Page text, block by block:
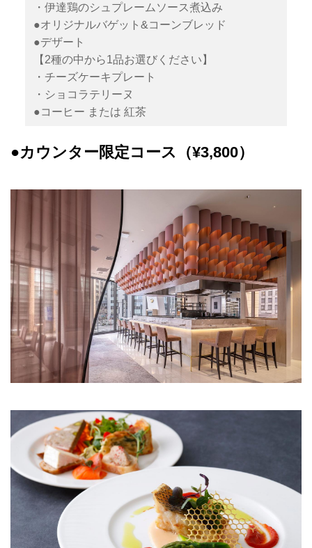
・伊達鶏のシュプレームソース煮込み
●オリジナルバゲット&コーンブレッド
●デザート
【2種の中から1品お選びください】
・チーズケーキプレート
・ショコラテリーヌ
●コーヒー または 紅茶
●カウンター限定コース（¥3,800）